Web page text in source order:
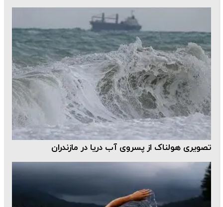
تصویری هولناک از پسروی آب دریا در مازندران